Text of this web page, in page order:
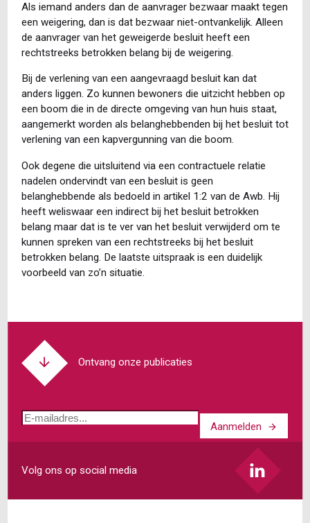
Als iemand anders dan de aanvrager bezwaar maakt tegen
een weigering, dan is dat bezwaar niet-ontvankelijk. Alleen
de aanvrager van het geweigerde besluit heeft een
rechtstreeks betrokken belang bij de weigering.
Bij de verlening van een aangevraagd besluit kan dat
anders liggen. Zo kunnen bewoners die uitzicht hebben op
een boom die in de directe omgeving van hun huis staat,
aangemerkt worden als belanghebbenden bij het besluit tot
verlening van een kapvergunning van die boom.
Ook degene die uitsluitend via een contractuele relatie
nadelen ondervindt van een besluit is geen
belanghebbende als bedoeld in artikel 1:2 van de Awb. Hij
heeft weliswaar een indirect bij het besluit betrokken
belang maar dat is te ver van het besluit verwijderd om te
kunnen spreken van een rechtstreeks bij het besluit
betrokken belang. De laatste uitspraak is een duidelijk
voorbeeld van zo’n situatie.
Ontvang onze publicaties
E-
Aanmelden
Volg ons op social media